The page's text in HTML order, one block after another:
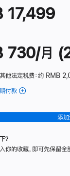
17,499
730/月
他法定税费：约 RMB
付款 (Studio
-
纳
理
添
？
你的收藏，即可先保留全